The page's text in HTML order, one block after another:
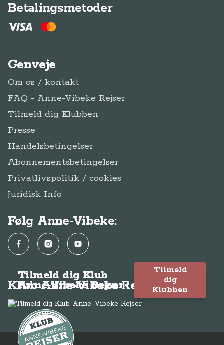
Betalingsmetoder
Genveje
Om os / kontakt
FAQ - Anne-Vibeke Rejser
Tilmeld dig Klubben
Presse
Handelsbetingelser
Abonnementsbetingelser
Privatlivspolitik / cookies
Juridisk Info
Følg Anne-Vibeke:
FacebookInstagramYouTube
Klub Anne-Vibeke Rejser
Tilmeld dig Klub
Anne-Vibeke Rejser
Tilmeld
dig
Klubben